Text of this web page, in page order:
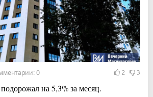
0 2 3
на 5,3% за месяц.